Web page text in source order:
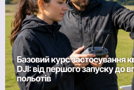
BlueBird Tech